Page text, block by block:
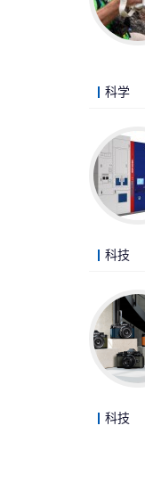
科学
科技
科技